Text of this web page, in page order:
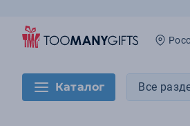
Каталог Все